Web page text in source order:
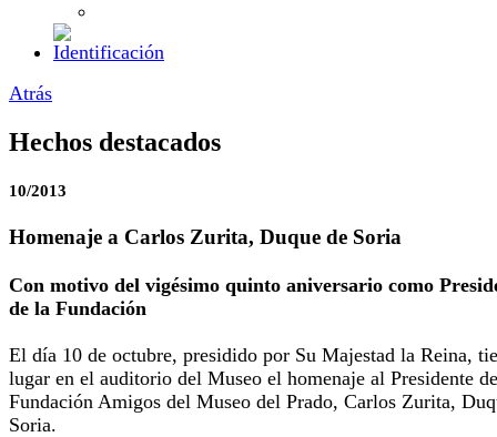
Atrás
Hechos destacados
10/2013
Homenaje a Carlos Zurita, Duque de Soria
Con motivo del vigésimo quinto aniversario como
de la Fundación
El día 10 de octubre, presidido por Su Majestad la Reina,
lugar en el auditorio del Museo el homenaje al Presidente
Fundación Amigos del Museo del Prado, Carlos Zurita,
Soria.